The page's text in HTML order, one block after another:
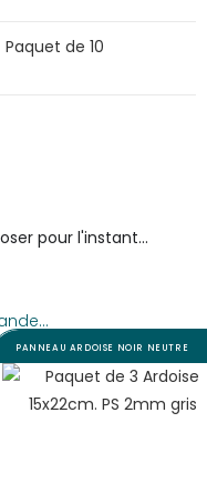
Paquet de 10
pour l'instant...
PANNEAU ARDOISE NOIR NEUTRE